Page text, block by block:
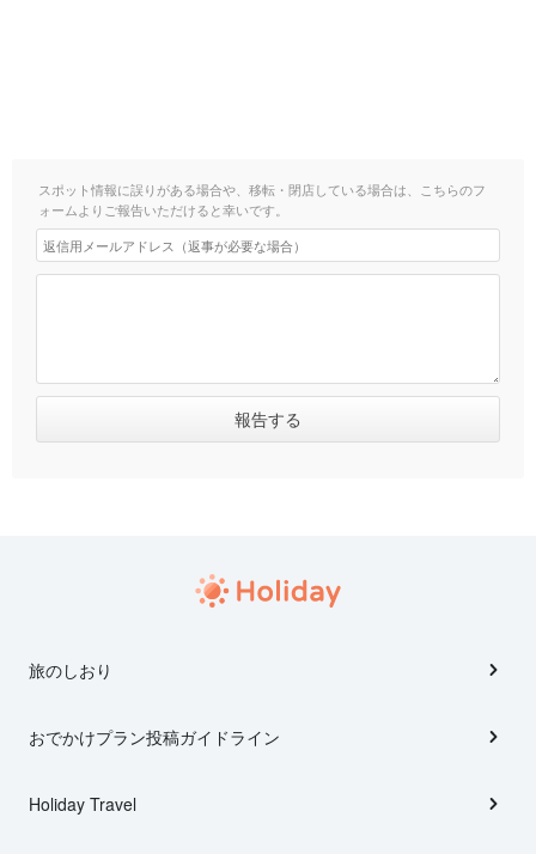
スポット情報に誤りがある場合や、移転・閉店している場合は、こちらのフ
ォームよりご報告いただけると幸いです。
旅のしおり
おでかけプラン投稿ガイドライン
Holiday Travel